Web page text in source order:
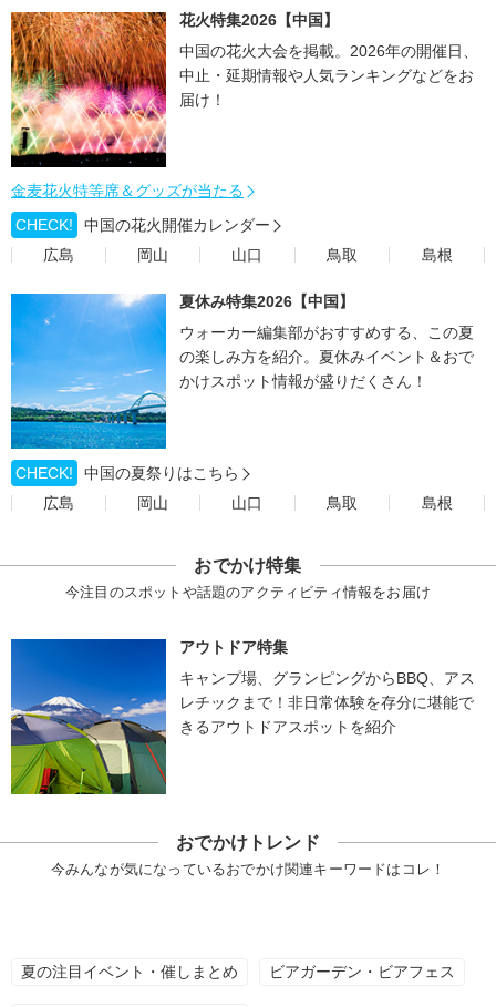
花火特集2026【中国】
中国の花火大会を掲載。2026年の開催日、
中止・延期情報や人気ランキングなどをお
届け！
金麦花火特等席＆グッズが当たる
CHECK!
中国の花火開催カレンダー
広島
岡山 山口 鳥取 島根
夏休み特集2026【中国】
ウォーカー編集部がおすすめする、この夏
の楽しみ方を紹介。夏休みイベント＆おで
かけスポット情報が盛りだくさん！
CHECK!
中国の夏祭りはこちら
広島
岡山 山口 鳥取 島根
おでかけ特集
今注目のスポットや話題のアクティビティ情報をお届け
アウトドア特集
キャンプ場、グランピングからBBQ、アス
レチックまで！非日常体験を存分に堪能で
きるアウトドアスポットを紹介
おでかけトレンド
今みんなが気になっているおでかけ関連キーワードはコレ！
夏の注目イベント・催しまとめ ビアガーデン・ビアフェス